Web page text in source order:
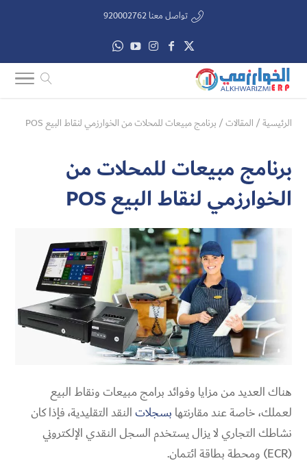
تواصل معنا 920002762
الرئيسية/ المقالات/ برنامج مبيعات للمحلات من الخوارزمي لنقاط البيع POS
برنامج مبيعات للمحلات من
الخوارزمي لنقاط البيع POS
هناك العديد من مزايا وفوائد برامج مبيعات ونقاط البيع
لعملك، خاصة عند مقارنتها بسجلاتالنقد التقليدية، فإذا كان
نشاطك التجاري لا يزال يستخدم السجل النقدي الإلكتروني
(ECR) ومحطة بطاقة ائتمان.